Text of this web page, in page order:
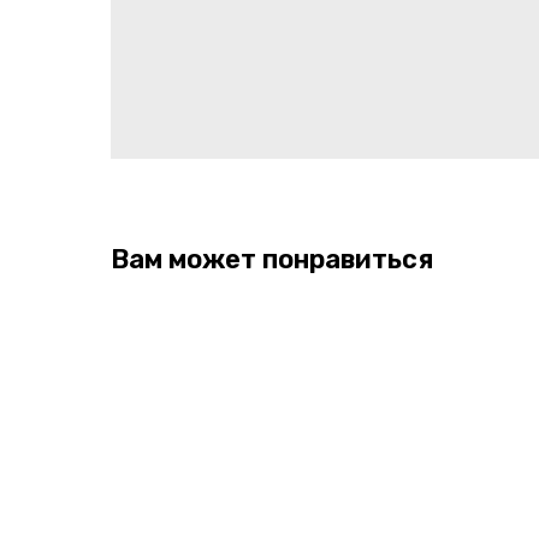
Вам может понравиться